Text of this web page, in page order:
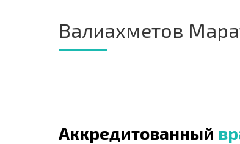
Валиахметов
Аккредитованный